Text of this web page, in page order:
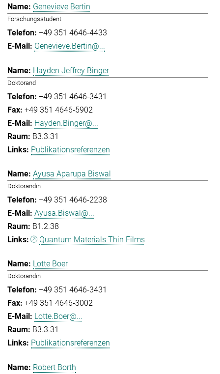
Genevieve Bertin
Forschungsstudent
+49 351 4646-4433
Genevieve.Bertin@...
Hayden Jeffrey Binger
Doktorand
+49 351 4646-3431
+49 351 4646-5902
Hayden.Binger@...
B3.3.31
Publikationsreferenzen
Ayusa Aparupa Biswal
Doktorandin
+49 351 4646-2238
Ayusa.Biswal@...
B1.2.38
Quantum Materials Thin Films
Lotte Boer
Doktorandin
+49 351 4646-3431
+49 351 4646-3002
Lotte.Boer@...
B3.3.31
Publikationsreferenzen
Robert Borth